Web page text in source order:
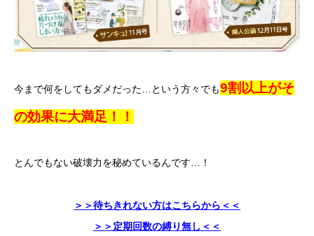
今まで何をしてもダメだった…という方々でも9割以上がそ
の効果に大満足！！
とんでもない破壊力を秘めているんです…！
＞＞待ちきれない方はこちらから＜＜
＞＞定期回数の縛り無し＜＜